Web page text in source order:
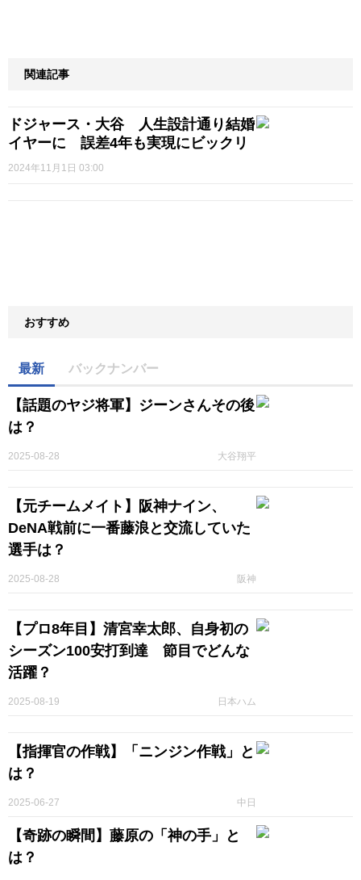
関連記事
ドジャース・大谷 人生設計通り結婚
イヤーに 誤差4年も実現にビックリ
2024年11月1日 03:00
おすすめ
最新 バックナンバー
【話題のヤジ将軍】ジーンさんその後
は？
大谷翔平
2025-08-28
【元チームメイト】阪神ナイン、
DeNA戦前に一番藤浪と交流していた
選手は？
阪神
2025-08-28
【プロ8年目】清宮幸太郎、自身初の
シーズン100安打到達 節目でどんな
活躍？
日本ハム
2025-08-19
【指揮官の作戦】「ニンジン作戦」と
は？
中日
2025-06-27
【奇跡の瞬間】藤原の「神の手」と
は？